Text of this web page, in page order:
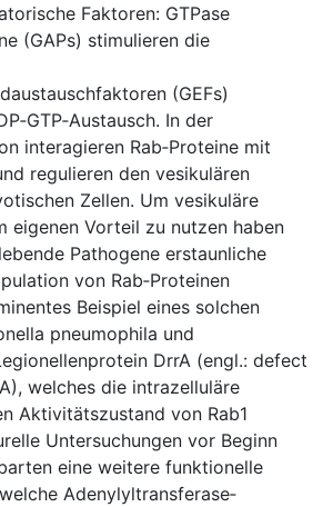
Faktoren: GTPase
(GAPs) stimulieren die
(GEFs)
In der
interagieren Rab‐Proteine mit
regulieren den vesikulären
Zellen. Um vesikuläre
eigenen Vorteil zu nutzen haben
Pathogene erstaunliche
von Rab‐Proteinen
Beispiel eines solchen
pneumophila und
DrrA (engl.: defect
welches die intrazelluläre
Aktivitätszustand von Rab1
Untersuchungen vor Beginn
eine weitere funktionelle
Adenylyltransferase‐